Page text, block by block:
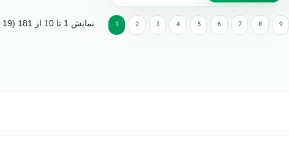
1 2 3 4 5 6 7 8 9 نمایش 1 تا 10 از 181 (19 صفحه)